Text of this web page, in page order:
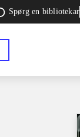
Spørg en bibliotekar